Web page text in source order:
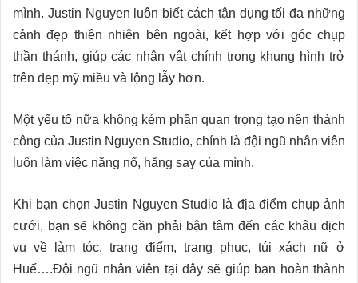
mình. Justin Nguyen luôn biết cách tận dụng tối đa những
cảnh đẹp thiên nhiên bên ngoài, kết hợp với góc chụp
thần thánh, giúp các nhân vật chính trong khung hình trở
trên đẹp mỹ miều và lộng lẫy hơn.
Một yếu tố nữa không kém phần quan trọng tạo nên thành
công của Justin Nguyen Studio, chính là đội ngũ nhân viên
luôn làm việc năng nổ, hăng say của mình.
Khi bạn chọn Justin Nguyen Studio là địa điểm chụp ảnh
cưới, bạn sẽ không cần phải bận tâm đến các khâu dịch
vụ về làm tóc, trang điểm, trang phục, túi xách nữ ở
Huế….Đội ngũ nhân viên tại đây sẽ giúp bạn hoàn thành